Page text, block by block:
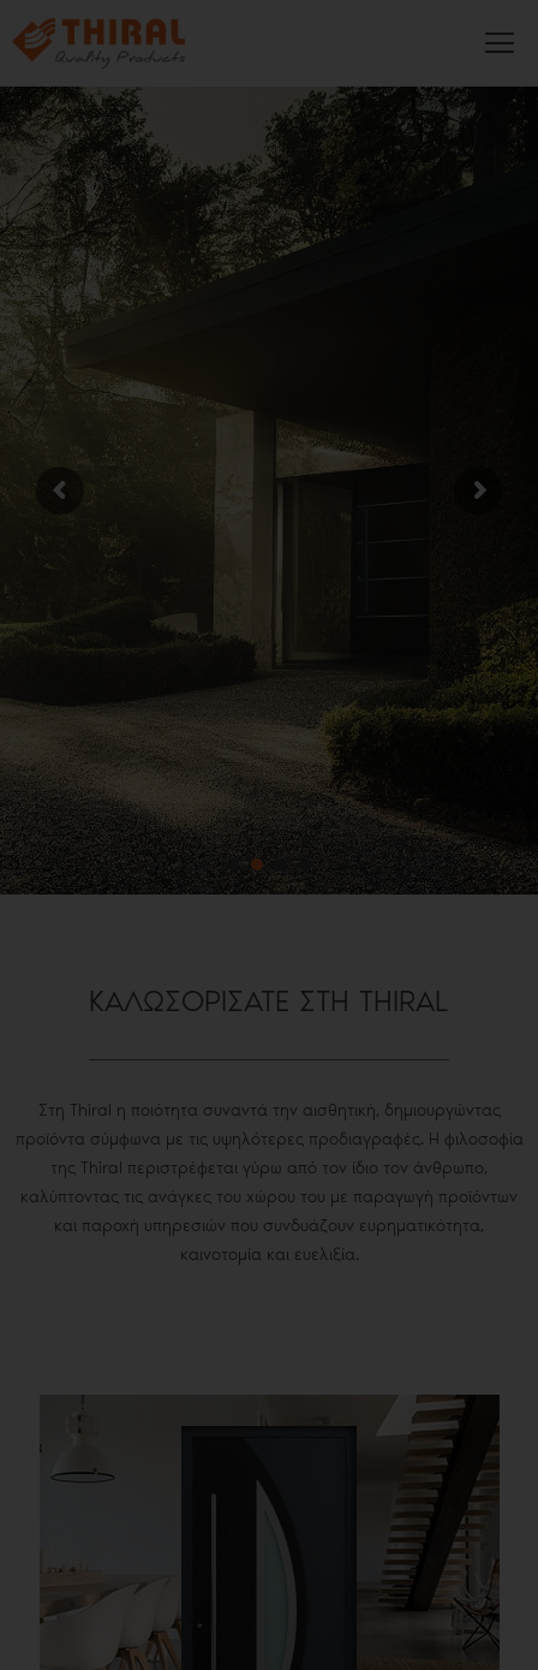
ΚΑΛΩΣΟΡΙΣΑΤΕ ΣΤΗ THIRAL
Στη Thiral η ποιότητα συναντά την αισθητική, δημιουργώντας
προϊόντα σύμφωνα με τις υψηλότερες προδιαγραφές. Η φιλοσοφία
της Thiral περιστρέφεται γύρω από τον ίδιο τον άνθρωπο,
καλύπτοντας τις ανάγκες του χώρου του με παραγωγή προϊόντων
και παροχή υπηρεσιών που συνδυάζουν ευρηματικότητα,
καινοτομία και ευελιξία.